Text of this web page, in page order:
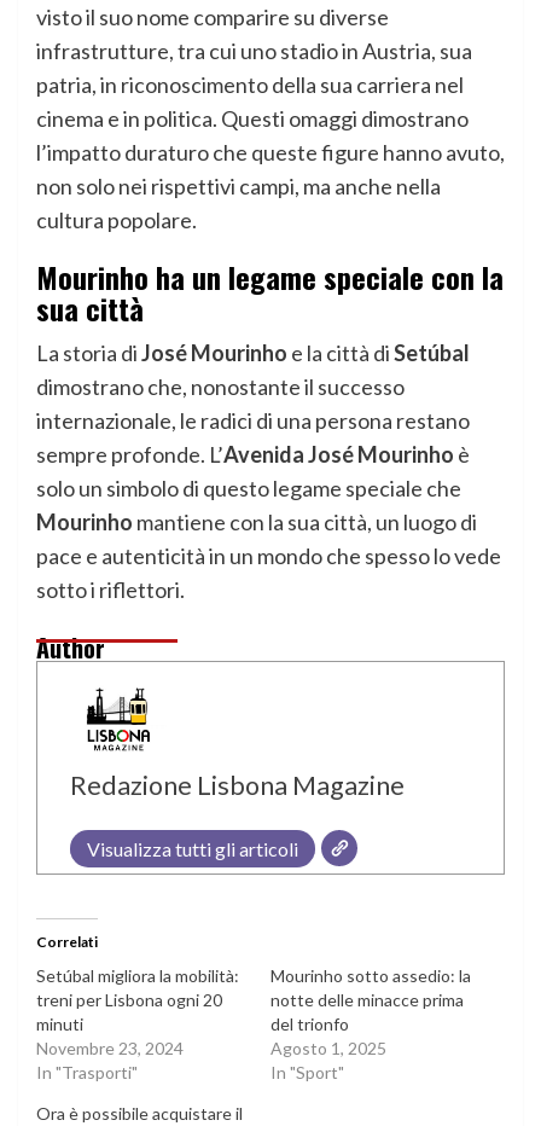
visto il suo nome comparire su diverse
infrastrutture, tra cui uno stadio in Austria, sua
patria, in riconoscimento della sua carriera nel
cinema e in politica. Questi omaggi dimostrano
l’impatto duraturo che queste figure hanno avuto,
non solo nei rispettivi campi, ma anche nella
cultura popolare.
Mourinho ha un legame speciale con la
sua città
La storia diJosé Mourinho e la città diSetúbal
dimostrano che, nonostante il successo
internazionale, le radici di una persona restano
sempre profonde. L’Avenida José Mourinho è
solo un simbolo di questo legame speciale che
Mourinho mantiene con la sua città, un luogo di
pace e autenticità in un mondo che spesso lo vede
sotto i riflettori.
Author
Redazione Lisbona Magazine
Visualizza tutti gli articoli
Correlati
Setúbal migliora la mobilità:
treni per Lisbona ogni 20
minuti
Novembre 23, 2024
In "Trasporti"
Mourinho sotto assedio: la
notte delle minacce prima
del trionfo
Agosto 1, 2025
In "Sport"
Ora è possibile acquistare il